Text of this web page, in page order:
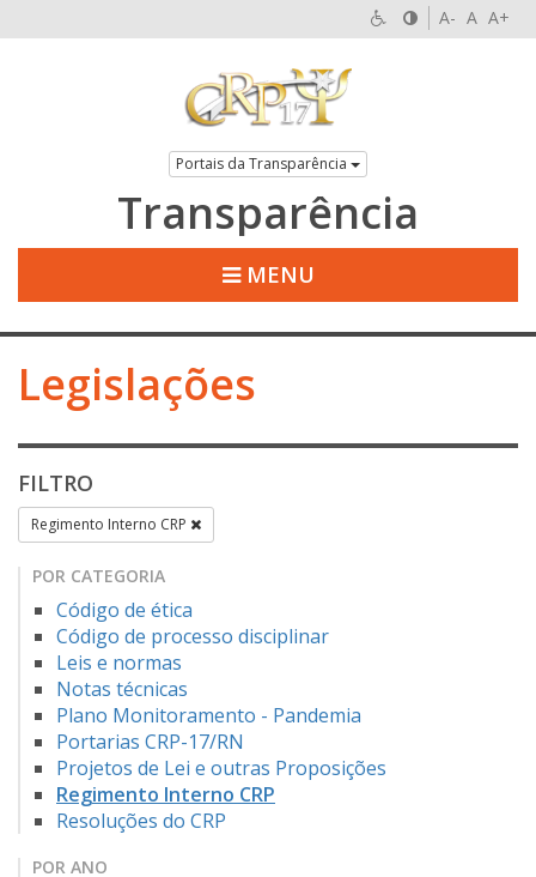
A- A A+
Portais da Transparência
Transparência
MENU
Legislações
FILTRO
Regimento Interno CRP
POR CATEGORIA
Código de ética
Código de processo disciplinar
Leis e normas
Notas técnicas
Plano Monitoramento - Pandemia
Portarias CRP-17/RN
Projetos de Lei e outras Proposições
Regimento Interno CRP
Resoluções do CRP
POR ANO